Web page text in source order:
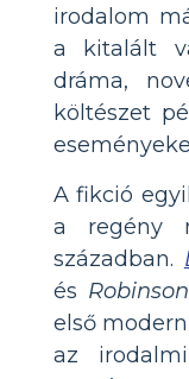
irodalom
a kitalált
dráma,
költészet
A fikció
a regény
században.
és
első
az